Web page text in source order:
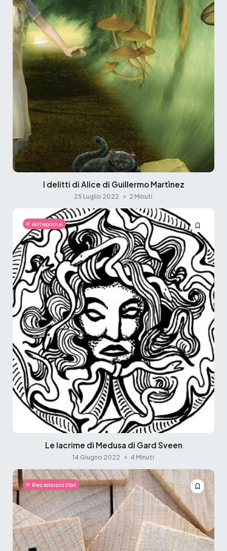
I delitti di Alice di Guillermo Martìnez
25 Luglio 2022 2 Minuti
Anteprime
Le lacrime di Medusa di Gard Sveen
14 Giugno 2022 4 Minuti
Recensioni libri